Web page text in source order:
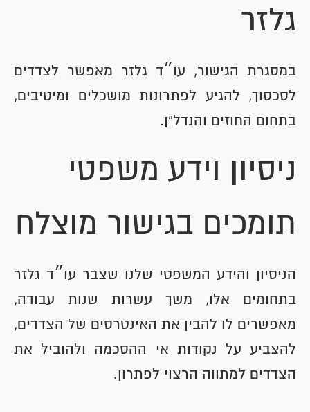
גלזר
במסגרת הגישור, עו״ד גלזר מאפשר לצדדים
לסכסוך, להגיע לפתרונות מושכלים ומיטיבים,
בתחום החוזים והנדל”ן.
ניסיון וידע משפטי
תומכים בגישור מוצלח
הניסיון והידע המשפטי שלנו שצבר עו״ד גלזר
בתחומים אלו, משך עשרות שנות עבודה,
מאפשרים לו להבין את האינטרסים של הצדדים,
להצביע על נקודות אי ההסכמה ולהוביל את
הצדדים למתווה הרצוי לפתרון.